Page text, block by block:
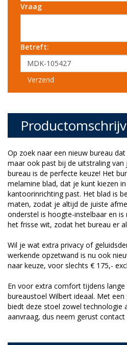
Vraag
Betreft:
Verzend
Op zoek naar een nieuw bureau
maar ook past bij de uitstraling van
bureau is de perfecte keuze! Het
melamine blad, dat je kunt kiezen
kantoorinrichting past. Het blad is
maten, zodat je altijd de juiste
onderstel is hoogte-instelbaar en
het frisse wit, zodat het bureau er
Wil je wat extra privacy of
werkende opzetwand is nu ook
naar keuze, voor slechts € 175,-
En voor extra comfort tijdens lange
bureaustoel Wilbert ideaal. Met
biedt deze stoel zowel technologie
aanvraag, dus neem gerust